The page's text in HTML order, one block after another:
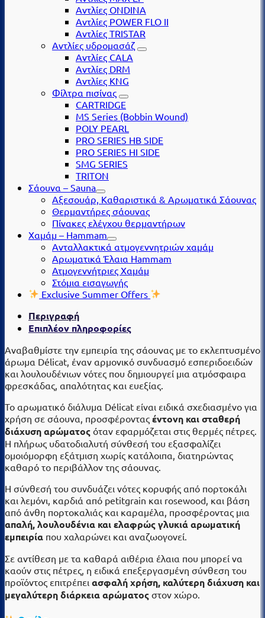
Αντλίες ONDINA
Αντλίες POWER FLO II
Αντλίες TRISTAR
Αντλίες υδρομασάζ
Αντλίες CALA
Αντλίες DRM
Αντλίες KNG
Φίλτρα πισίνας
CARTRIDGE
MS Series (Βobbin Wound)
POLY PEARL
PRO SERIES HB SIDE
PRO SERIES HI SIDE
SMG SERIES
TRITON
Σάουνα – Sauna
Αξεσουάρ, Καθαριστικά & Αρωματικά Σάουνας
Θερμαντήρες σάουνας
Πίνακες ελέγχου θερμαντήρων
Χαμάμ – Hammam
Ανταλλακτικά ατμογεννητριών χαμάμ
Αρωματικά Έλαια Hammam
Ατμογεννήτριες Χαμάμ
Στόμια εισαγωγής
Exclusive Summer Offers
Περιγραφή
Επιπλέον πληροφορίες
Αναβαθμίστε την εμπειρία της σάουνας με το εκλεπτυσμένο
άρωμα Délicat, έναν αρμονικό συνδυασμό εσπεριδοειδών
και λουλουδένιων νότες που δημιουργεί μια ατμόσφαιρα
φρεσκάδας, απαλότητας και ευεξίας.
Το αρωματικό διάλυμα Délicat είναι ειδικά σχεδιασμένο για
χρήση σε σάουνα, προσφέροντας έντονη και σταθερή
διάχυση αρώματος όταν εφαρμόζεται στις θερμές πέτρες.
Η πλήρως υδατοδιαλυτή σύνθεσή του εξασφαλίζει
ομοιόμορφη εξάτμιση χωρίς κατάλοιπα, διατηρώντας
καθαρό το περιβάλλον της σάουνας.
Η σύνθεσή του συνδυάζει νότες κορυφής από πορτοκάλι
και λεμόνι, καρδιά από petitgrain και rosewood, και βάση
από άνθη πορτοκαλιάς και καραμέλα, προσφέροντας μια
απαλή, λουλουδένια και ελαφρώς γλυκιά αρωματική
εμπειρία που χαλαρώνει και αναζωογονεί.
Σε αντίθεση με τα καθαρά αιθέρια έλαια που μπορεί να
καούν στις πέτρες, η ειδικά επεξεργασμένη σύνθεση του
προϊόντος επιτρέπει ασφαλή χρήση, καλύτερη διάχυση και
μεγαλύτερη διάρκεια αρώματος στον χώρο.